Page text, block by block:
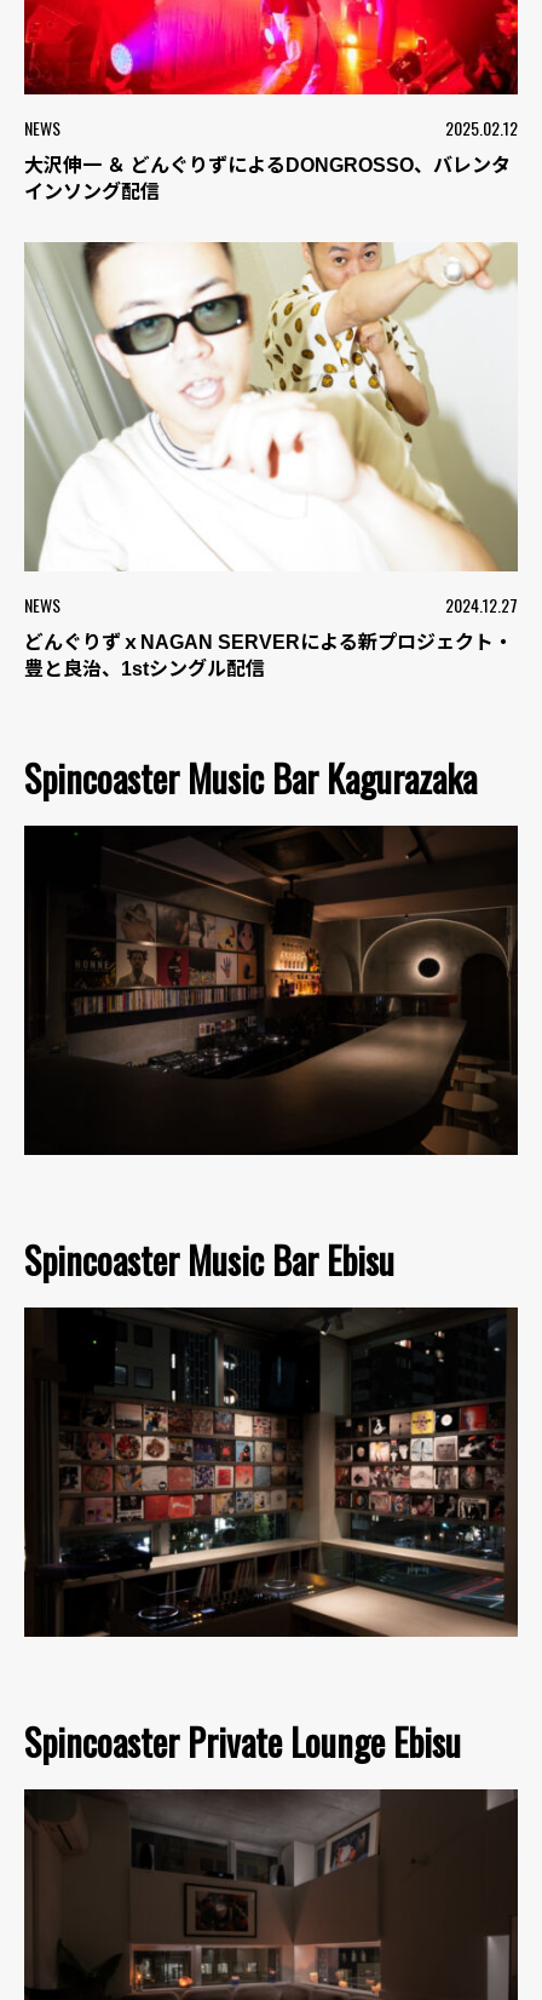
NEWS 2025.02.12
大沢伸一 ＆ どんぐりずによるDONGROSSO、バレンタ
インソング配信
NEWS 2024.12.27
どんぐりずｘNAGAN SERVERによる新プロジェクト・
豊と良治、1stシングル配信
Spincoaster Music Bar Kagurazaka
Spincoaster Music Bar Ebisu
Spincoaster Private Lounge Ebisu